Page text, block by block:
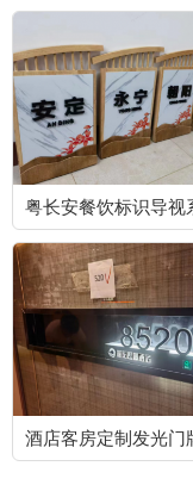
粤长安餐饮标识导视
酒店客房定制发光门